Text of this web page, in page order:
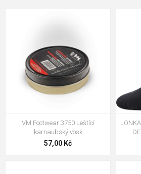
VM Footwear 3750 Leštící
karnaubský vosk
57,00 Kč